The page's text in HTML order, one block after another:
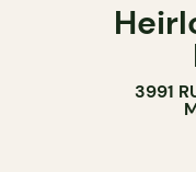
APPORTEZ
3991